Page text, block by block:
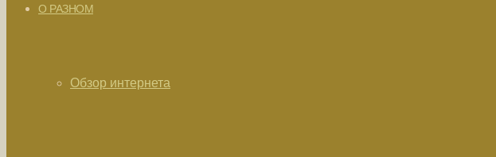
О РАЗНОМ
Обзор интернета